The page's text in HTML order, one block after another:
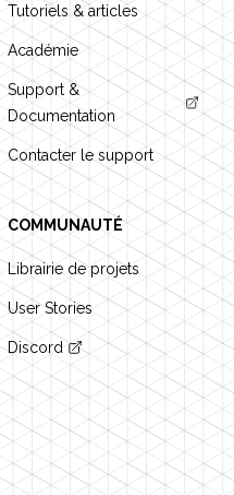
Tutoriels & articles
Académie
Support &
Documentation
Contacter le support
COMMUNAUTÉ
Librairie de projets
User Stories
Discord